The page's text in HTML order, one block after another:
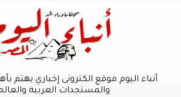
أنباء اليوم موقع الكترونى إخباري يهتم
والمستجدات العربية